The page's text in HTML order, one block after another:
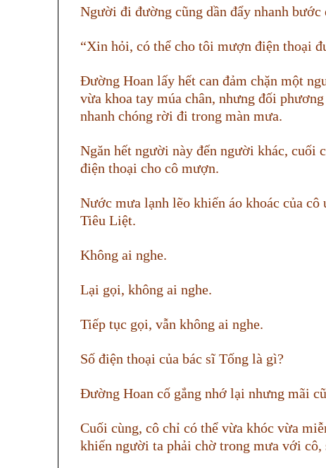
Người đi đường cũng dần đẩy nhanh bước
“Xin hỏi, có thể cho tôi mượn điện thoại
Đường Hoan lấy hết can đảm chặn một
vừa khoa tay múa chân, nhưng đối
nhanh chóng rời đi trong màn mưa.
Ngăn hết người này đến người khác, cuối
điện thoại cho cô mượn.
Nước mưa lạnh lẽo khiến áo khoác của
Tiêu Liệt.
Không ai nghe.
Lại gọi, không ai nghe.
Tiếp tục gọi, vẫn không ai nghe.
Số điện thoại của bác sĩ Tống là gì?
Đường Hoan cố gắng nhớ lại nhưng mãi
Cuối cùng, cô chỉ có thể vừa khóc vừa
khiến người ta phải chờ trong mưa với